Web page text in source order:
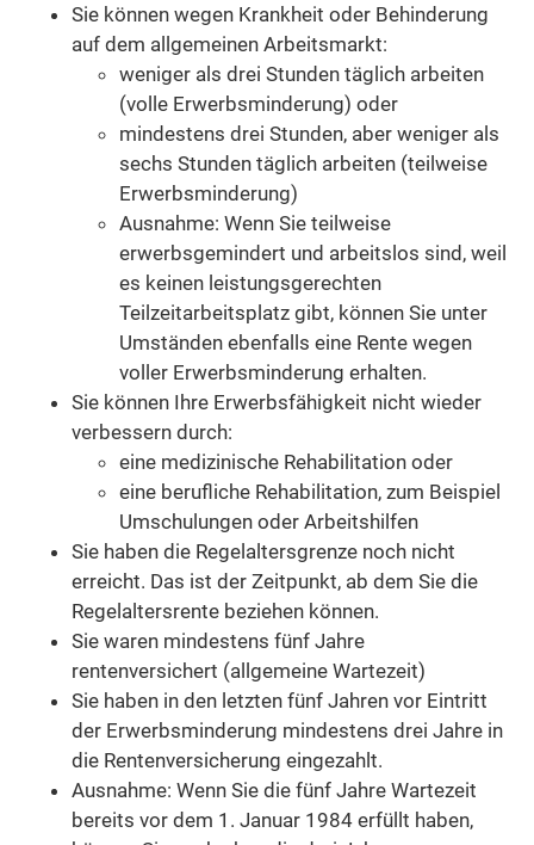
Sie können wegen Krankheit oder Behinderung
auf dem allgemeinen Arbeitsmarkt:
weniger als drei Stunden täglich arbeiten
(volle Erwerbsminderung) oder
mindestens drei Stunden, aber weniger als
sechs Stunden täglich arbeiten (teilweise
Erwerbsminderung)
Ausnahme: Wenn Sie teilweise
erwerbsgemindert und arbeitslos sind, weil
es keinen leistungsgerechten
Teilzeitarbeitsplatz gibt, können Sie unter
Umständen ebenfalls eine Rente wegen
voller Erwerbsminderung erhalten.
Sie können Ihre Erwerbsfähigkeit nicht wieder
verbessern durch:
eine medizinische Rehabilitation oder
eine berufliche Rehabilitation, zum Beispiel
Umschulungen oder Arbeitshilfen
Sie haben die Regelaltersgrenze noch nicht
erreicht. Das ist der Zeitpunkt, ab dem Sie die
Regelaltersrente beziehen können.
Sie waren mindestens fünf Jahre
rentenversichert (allgemeine Wartezeit)
Sie haben in den letzten fünf Jahren vor Eintritt
der Erwerbsminderung mindestens drei Jahre in
die Rentenversicherung eingezahlt.
Ausnahme: Wenn Sie die fünf Jahre Wartezeit
bereits vor dem 1. Januar 1984 erfüllt haben,